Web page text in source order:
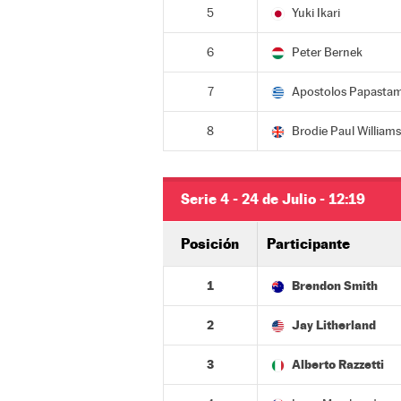
5 Yuki Ikari
6 Peter Bernek
7 Apostolos
8 Brodie Paul Williams
Serie 4 - 24 de Julio - 12:19
Posición Participante
1 Brendon Smith
2 Jay Litherland
3 Alberto Razzetti